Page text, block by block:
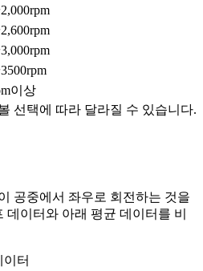
이상
선택에 따라 달라질 수 있습니다.
공중에서 좌우로 회전하는 것을
데이터와 아래 평균 데이터를 비
터